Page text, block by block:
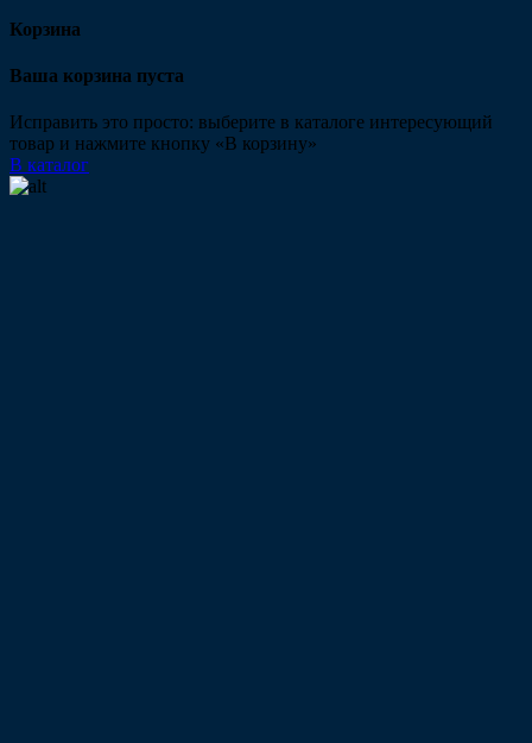
Корзина
Ваша корзина пуста
Исправить это просто: выберите в каталоге интересующий
товар и нажмите кнопку «В корзину»
В каталог